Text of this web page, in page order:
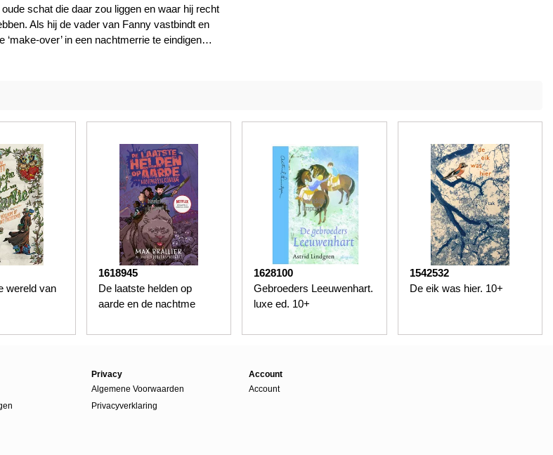
schat die daar zou liggen en waar hij recht
Als hij de vader van Fanny vastbindt en
‘make-over’ in een nachtmerrie te eindigen…
wereld van
1618945
De laatste helden op
aarde en de nachtme
1628100
Gebroeders Leeuwenhart.
luxe ed. 10+
1542532
De eik was hier. 10+
Privacy
Algemene Voorwaarden
Privacyverklaring
Account
Account